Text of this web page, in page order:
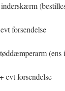
forsendelse
(ens
evt forsendelse